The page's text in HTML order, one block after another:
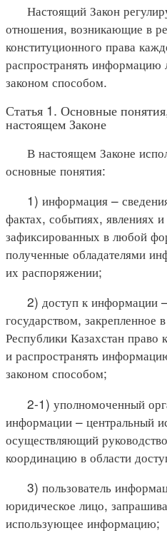
Настоящий Закон
отношения, возникающие в
конституционного права
распространять
законом способом.
Статья 1. Основные
настоящем Законе
В настоящем Законе
основные понятия:
1) информация –
фактах, событиях, явлениях
зафиксированных в любой
полученные обладателями
их распоряжении;
2) доступ к информации –
государством, закрепленное
Республики Казахстан право
и распространять
законом способом;
2-1) уполномоченный
информации – центральный
осуществляющий
координацию в области
3) пользователь
юридическое лицо,
использующее информацию;